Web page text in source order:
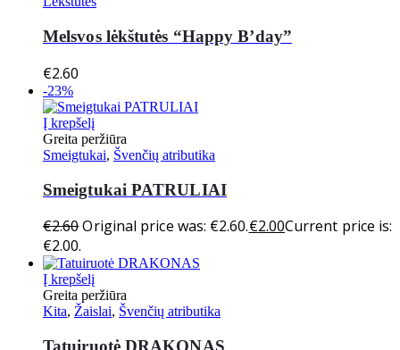
Melsvos lėkštutės “Happy B’day”
€2.60
-23%
Į krepšelį
Greita peržiūra
Smeigtukai, Švenčių atributika
Smeigtukai PATRULIAI
€2.60Original price was: €2.60.€2.00Current price is:
€2.00.
Į krepšelį
Greita peržiūra
Kita, Žaislai, Švenčių atributika
Tatuiruotė DRAKONAS